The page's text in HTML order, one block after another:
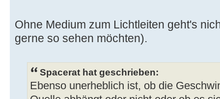
Ohne Medium zum Lichtleiten geht's
gerne so sehen möchten).
Spacerat hat geschrieben:
Ebenso unerheblich ist, ob die